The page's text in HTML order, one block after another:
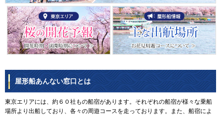
屋形船あんない窓口とは
東京エリアには、約６０社もの船宿があります。それぞれの船宿が様々な乗船
場所より出船しており、各々の周遊コースを走っております。また、船宿によ